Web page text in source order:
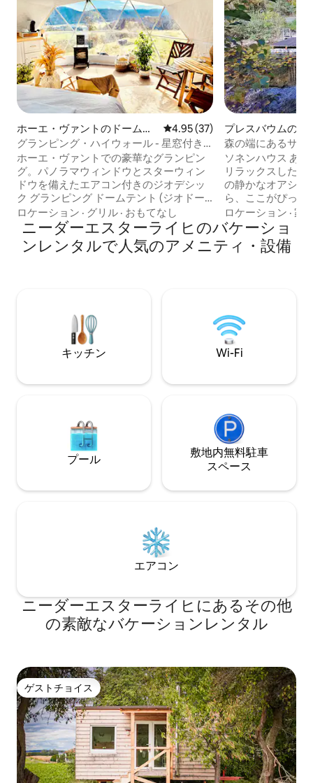
ホーエ・ヴァントのドームハ
ウス
レビュー37件、5つ星中4.95つ
4.95 (37)
グランピング・ハイウォール - 星窓付き
ドームテント
ホーエ・ヴァントでの豪華なグランピン
グ。パノラマウィンドウとスターウィン
ドウを備えたエアコン付きのジオデシッ
ク グランピング ドームテント (ジオドー
ム) は、自然、ロマンス、そして本物のバ
ブルテントの雰囲気を提供します。 ハイ
ライト： *ジャグジー * 静かなオアシス *
ロッキングチェアからの山の眺め * ダブ
さを犠牲にすることなく、魔法のような
冒険を体験してください！
ロケーション · グリル · おもてなし
プレスバウムのシ
森の端にあるサウ
ソネンハウス あなたとあなたの仲間は、
リラックスした
の静かなオアシスが
ら、ここがぴったりです。
適な木造の家に
1000m2の庭、屋
バーベキューがあ
着て、ノートパ
す。正しいゲスト
い。
ロケーション ·家
ニーダーエスターライヒのバケーショ
ンレンタルで人気のアメニティ・設備
キッチン Wi-Fi
プール
敷地内無料駐⁠車
ス⁠ペ⁠ー⁠ス
エアコン
ニーダーエスターライヒにあるその他
の素敵なバケーションレンタル
ゲストチョイス
ゲストチョイス